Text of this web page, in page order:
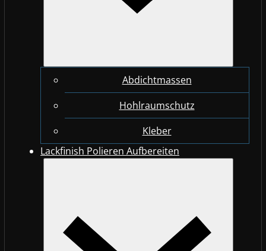
Abdichtmassen
Hohlraumschutz
Kleber
Lackfinish Polieren Aufbereiten